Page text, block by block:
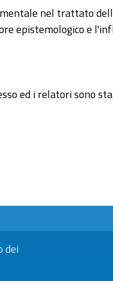
dei
nel trattato
epistemologico e
ed i relatori sono